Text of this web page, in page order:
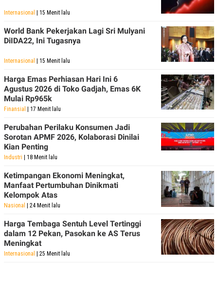
Internasional | 15 Menit lalu
World Bank Pekerjakan Lagi Sri Mulyani
DiIDA22, Ini Tugasnya
Internasional | 15 Menit lalu
Harga Emas Perhiasan Hari Ini 6
Agustus 2026 di Toko Gadjah, Emas 6K
Mulai Rp965k
Finansial | 17 Menit lalu
Perubahan Perilaku Konsumen Jadi
Sorotan APMF 2026, Kolaborasi Dinilai
Kian Penting
Industri | 18 Menit lalu
Ketimpangan Ekonomi Meningkat,
Manfaat Pertumbuhan Dinikmati
Kelompok Atas
Nasional | 24 Menit lalu
Harga Tembaga Sentuh Level Tertinggi
dalam 12 Pekan, Pasokan ke AS Terus
Meningkat
Internasional | 25 Menit lalu